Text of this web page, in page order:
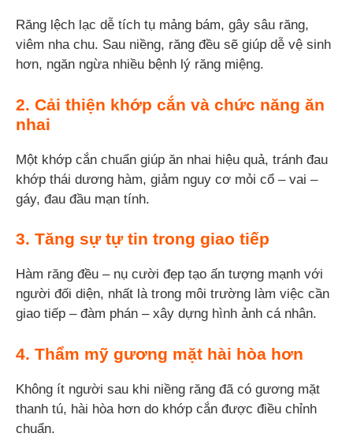
Răng lệch lạc dễ tích tụ mảng bám, gây sâu răng,
viêm nha chu. Sau niềng, răng đều sẽ giúp dễ vệ sinh
hơn, ngăn ngừa nhiều bệnh lý răng miệng.
2. Cải thiện khớp cắn và chức năng ăn
nhai
Một khớp cắn chuẩn giúp ăn nhai hiệu quả, tránh đau
khớp thái dương hàm, giảm nguy cơ mỏi cổ – vai –
gáy, đau đầu mạn tính.
3. Tăng sự tự tin trong giao tiếp
Hàm răng đều – nụ cười đẹp tạo ấn tượng mạnh với
người đối diện, nhất là trong môi trường làm việc cần
giao tiếp – đàm phán – xây dựng hình ảnh cá nhân.
4. Thẩm mỹ gương mặt hài hòa hơn
Không ít người sau khi niềng răng đã có gương mặt
thanh tú, hài hòa hơn do khớp cắn được điều chỉnh
chuẩn.